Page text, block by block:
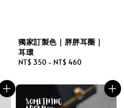
獨家訂製色｜胖胖耳圈｜
耳環
Regular
NT$ 350 - NT$ 460